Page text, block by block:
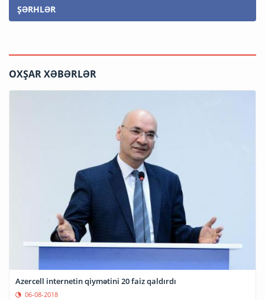
ŞƏRHLƏR
OXŞAR XƏBƏRLƏR
Azercell internetin qiymətini 20 faiz qaldırdı
06-08-2018